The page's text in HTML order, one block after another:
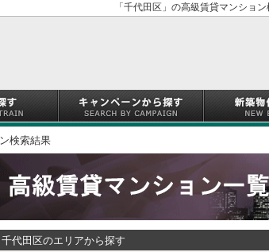
「千代田区」の高級賃貸マンショ
検索結果
千代田区のエリアから探す